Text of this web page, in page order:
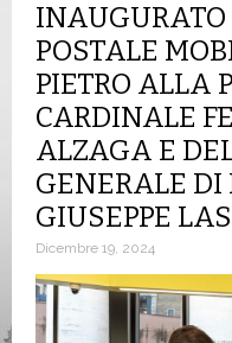
INAUGURATO
POSTALE
PIETRO ALLA
CARDINALE
ALZAGA E
GENERALE DI
GIUSEPPE
Dicembre 19, 2024